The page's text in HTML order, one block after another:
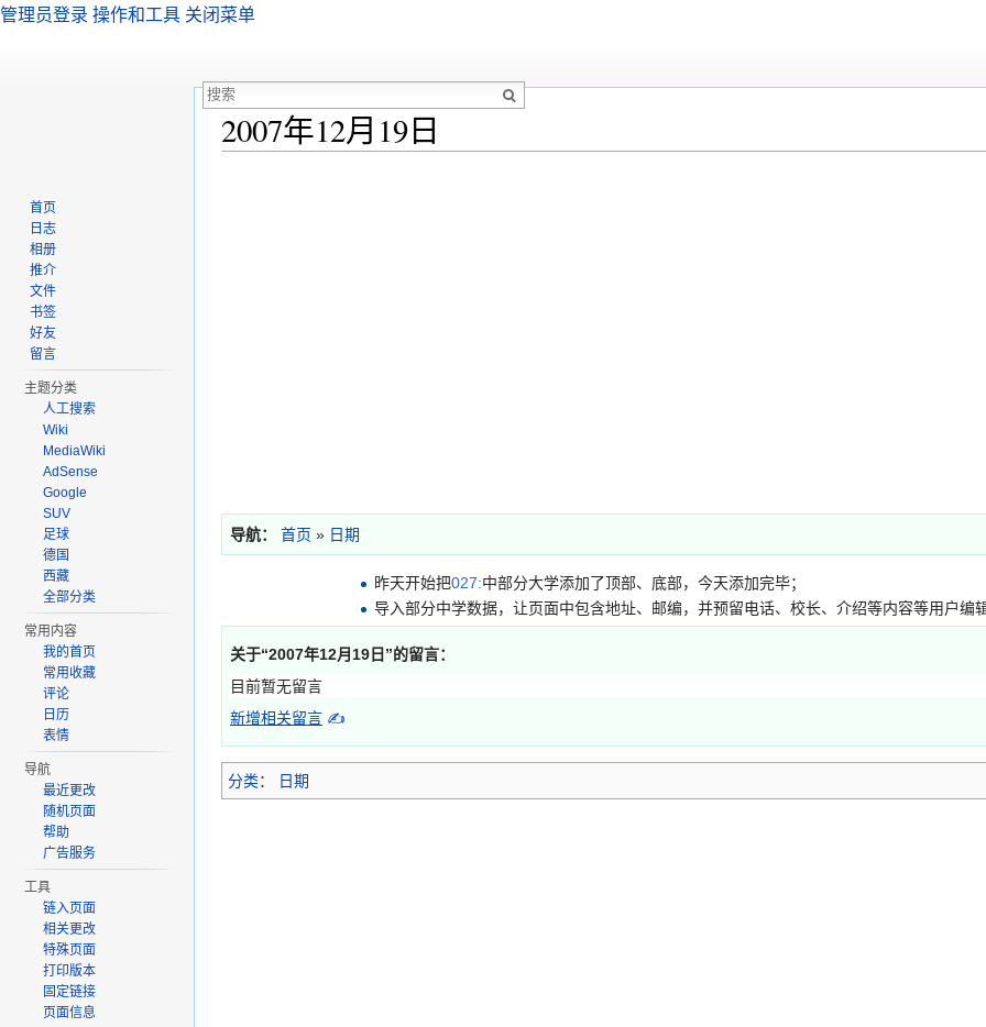
2007年12月19日
导航： 首页 » 日期
昨天开始把027:中部分大学添加了顶部、底部，今天添加完毕；
导入部分中学数据，让页面中包含地址、邮编，并预留电话、校长、介绍等内容等用户编
关于“2007年12月19日”的留言：
目前暂无留言
新增相关留言 ✍
分类： 日期
管理员登录 操作和工具 关闭菜单
首页
日志
相册
推介
文件
书签
好友
留言
主题分类
人工搜索
Wiki
MediaWiki
AdSense
Google
SUV
足球
德国
西藏
全部分类
常用内容
我的首页
常用收藏
评论
日历
表情
导航
最近更改
随机页面
帮助
广告服务
工具
链入页面
相关更改
特殊页面
打印版本
固定链接
页面信息